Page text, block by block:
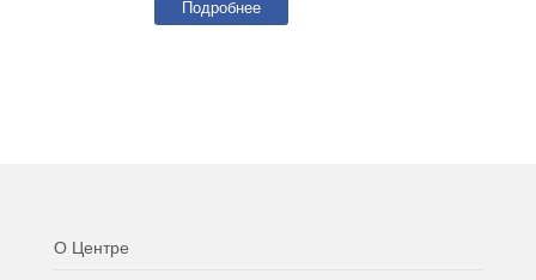
Подробнее
О Центре